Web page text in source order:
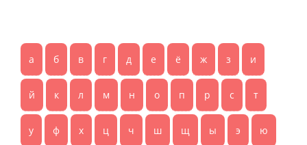
а б в г д е ё ж з и
й к л м н о п р с т
у ф х ц ч ш щ ы э ю